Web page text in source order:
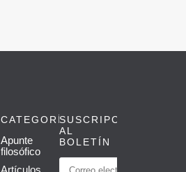
CATEGORÍAS
Apunte
filosófico
SUSCRIPCIÓN
AL
BOLETÍN